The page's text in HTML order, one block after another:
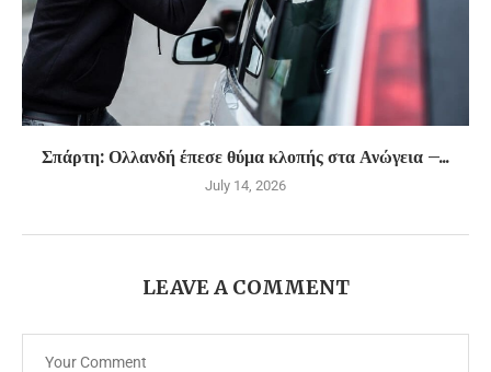
Σπάρτη: Ολλανδή έπεσε θύμα κλοπής στα Ανώγεια –...
July 14, 2026
LEAVE A COMMENT